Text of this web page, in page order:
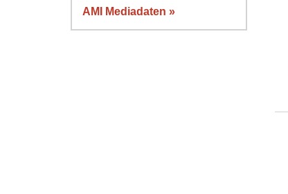
AMI Mediadaten »